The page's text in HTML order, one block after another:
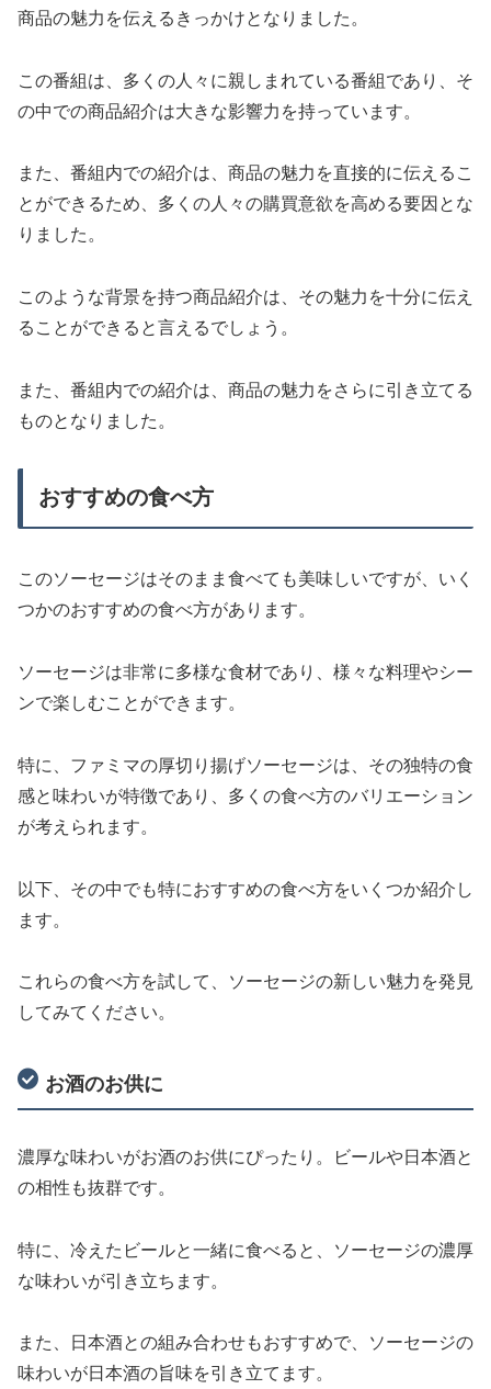
商品の魅力を伝えるきっかけとなりました。
この番組は、多くの人々に親しまれている番組であり、そ
の中での商品紹介は大きな影響力を持っています。
また、番組内での紹介は、商品の魅力を直接的に伝えるこ
とができるため、多くの人々の購買意欲を高める要因とな
りました。
このような背景を持つ商品紹介は、その魅力を十分に伝え
ることができると言えるでしょう。
また、番組内での紹介は、商品の魅力をさらに引き立てる
ものとなりました。
おすすめの食べ方
このソーセージはそのまま食べても美味しいですが、いく
つかのおすすめの食べ方があります。
ソーセージは非常に多様な食材であり、様々な料理やシー
ンで楽しむことができます。
特に、ファミマの厚切り揚げソーセージは、その独特の食
感と味わいが特徴であり、多くの食べ方のバリエーション
が考えられます。
以下、その中でも特におすすめの食べ方をいくつか紹介し
ます。
これらの食べ方を試して、ソーセージの新しい魅力を発見
してみてください。
お酒のお供に
濃厚な味わいがお酒のお供にぴったり。ビールや日本酒と
の相性も抜群です。
特に、冷えたビールと一緒に食べると、ソーセージの濃厚
な味わいが引き立ちます。
また、日本酒との組み合わせもおすすめで、ソーセージの
味わいが日本酒の旨味を引き立てます。